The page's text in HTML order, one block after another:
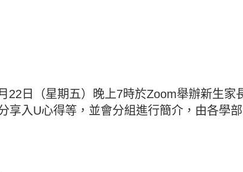
22日（星期五）晚上7時於Zoom舉辦新生家
享入U心得等，並會分組進行簡介，由各學